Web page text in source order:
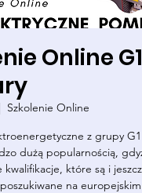
Online
Szkolenie Online
z grupy
dużą popularnością,
które są i
na